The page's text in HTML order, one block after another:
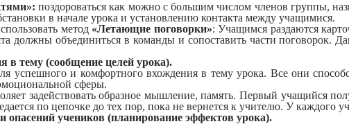
поздороваться как можно с большим числом членов группы,
в начале урока и установлению контакта между учащимися.
метод «Летающие поговорки»: Учащимся раздаются
должны объединиться в команды и сопоставить части поговорок.
в тему (сообщение целей урока).
успешного и комфортного вхождения в тему урока. Все они
сферы.
задействовать образное мышление, память. Первый учащийся
по цепочке до тех пор, пока не вернется к учителю. У каждого
учеников (планирование эффектов урока).